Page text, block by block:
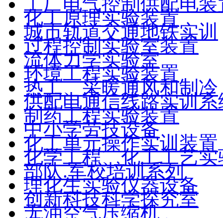
化工原理实验装置
城市轨道交通地铁实训
过程控制实验室装置
流体力学实验室
环境工程实验装置
热工、采暖通风和制冷
供配电通信线路实训系
制药工程实验装置
中小学劳技设备
化工单元操作实训装置
化学工程、化工工艺
部队.军校培训系列
理化生实验仪器设备
创新科技科学探究室
无油空气压缩机